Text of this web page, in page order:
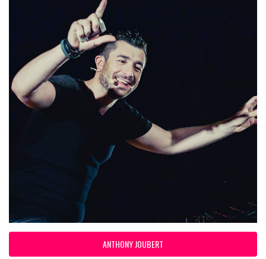
ANTHONY JOUBERT